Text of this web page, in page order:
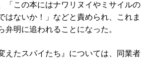
「この本にはナワリヌイやミサイルの
はないか！」などと責められ、これま
弁明に追われることになった。
えたスパイたち』については、同業者